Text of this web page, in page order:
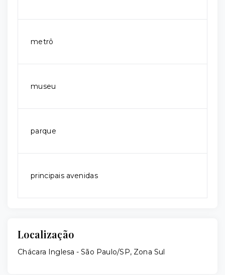
metrô
museu
parque
principais avenidas
Localização
Chácara Inglesa - São Paulo/SP, Zona Sul